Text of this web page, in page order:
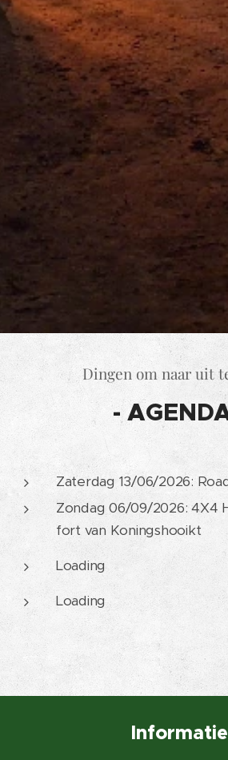
Dingen om naar uit
-
Zaterdag 13/06/2026:
Zondag 06/09/2026: 4X4
fort van Koningshooikt
Loading 💻
Loading 💻
Informatie